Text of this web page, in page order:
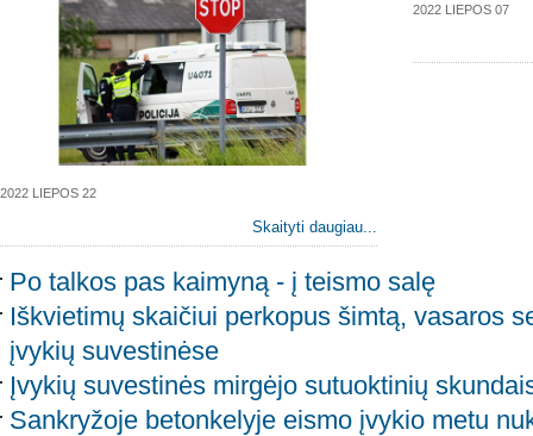
2022 LIEPOS 22
Skaityti daugiau...
2022 LIEPOS 07
Po talkos pas kaimyną - į teismo salę
Iškvietimų skaičiui perkopus šimtą, vasaros
įvykių suvestinėse
Įvykių suvestinės mirgėjo sutuoktinių
Sankryžoje betonkelyje eismo įvykio metu